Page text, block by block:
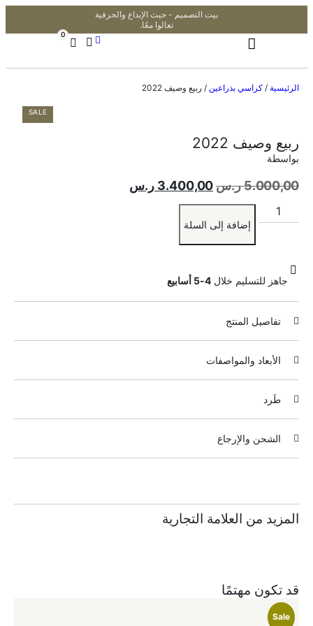
بيت التصميم - حيث الإبداع والحرفية
تعالوا معًا.
0
الرئيسية / كراسي بذراعين / ربيع وصيف 2022
SALE
ربيع وصيف 2022
بواسطة
5.000,00ر.س3.400,00 ر.س
إضافة إلى السلة
جاهز للتسليم خلال 4-5 أسابيع
تفاصيل المنتج
الأبعاد والمواصفات
طَرد
الشحن والإرجاع
المزيد من العلامة التجارية
قد تكون مهتمًا
Sale